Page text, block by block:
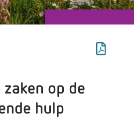
zaken op de
hulp